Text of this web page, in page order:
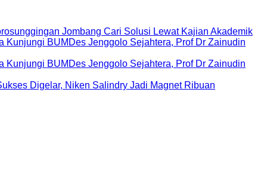
Jombang Cari Solusi Lewat Kajian Akademik
Kunjungi BUMDes Jenggolo Sejahtera, Prof Dr Zainudin
Kunjungi BUMDes Jenggolo Sejahtera, Prof Dr Zainudin
Digelar, Niken Salindry Jadi Magnet Ribuan